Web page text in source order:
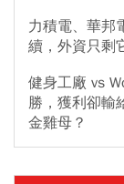
力積電、華邦
續，外資只剩
健身工廠 vs
勝，獲利卻輸
金雞母？